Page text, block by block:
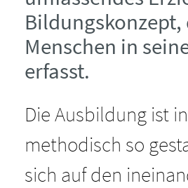
Lehrgangs-
Lehrgangs &
Häufige Fragen
Unser Leitbild
Bestellung
Downloads
Kontaktdaten
AGBs
Weitere
Angebote
Kontaktdaten
Institutsleitung
DozentInnen
Bildungskonzept,
Menschen in
erfasst.
Die Ausbildung ist
methodisch so
sich auf den